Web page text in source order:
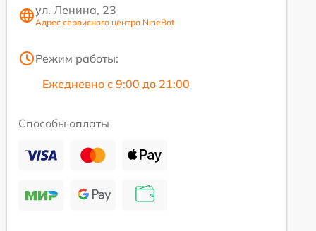
ул. Ленина, 23
Адрес сервисного центра NineBot
Режим работы:
Ежедневно с 9:00 до 21:00
Способы оплаты